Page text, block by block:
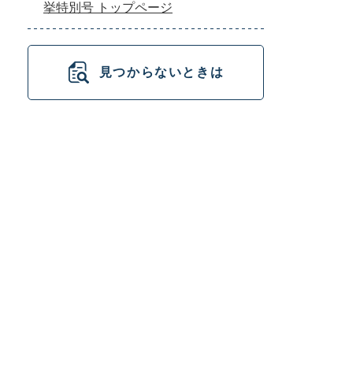
挙特別号 トップページ
見つからないときは